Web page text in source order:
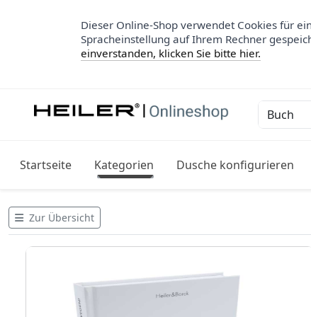
Dieser Online-Shop verwendet Cookies für
Spracheinstellung auf Ihrem Rechner
einverstanden, klicken Sie bitte hier.
Startseite Kategorien Dusche konfigurieren
Zur Übersicht